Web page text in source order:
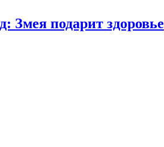
Змея подарит здоровье